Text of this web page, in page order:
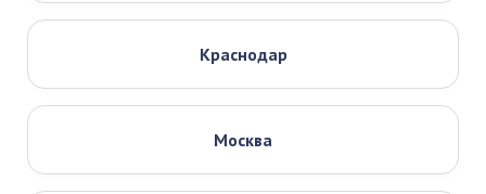
Краснодар
Москва